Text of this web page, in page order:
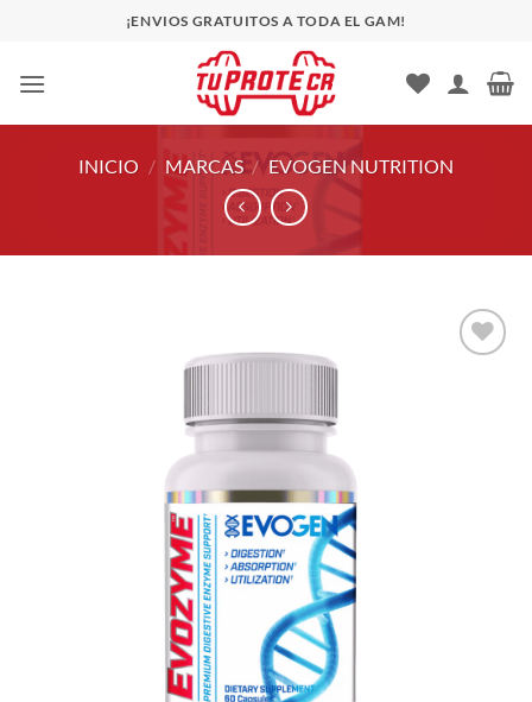
contenido
¡ENVIOS GRATUITOS A TODA EL GAM!
INICIO / MARCAS / EVOGEN NUTRITION